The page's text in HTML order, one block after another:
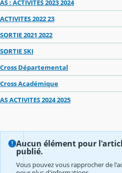
AS : ACTIVITES 2023 2024
ACTIVITES 2022 23
SORTIE 2021 2022
SORTIE SKI
Cross Départemental
Cross Académique
AS ACTIVITES 2024 2025
Aucun élément pour
publié.
Vous pouvez vous rapprocher de